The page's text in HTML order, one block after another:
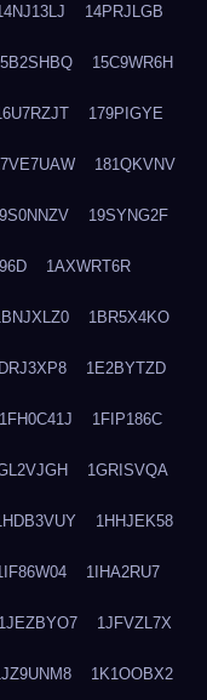
14PRJLGB
15C9WR6H
179PIGYE
181QKVNV
19SYNG2F
1AXWRT6R
1BR5X4KO
1E2BYTZD
1FH0C41J 1FIP186C
1GRISVQA
1HHJEK58
1IHA2RU7
1JEZBYO7 1JFVZL7X
1K1OOBX2